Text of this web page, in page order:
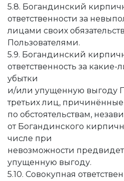
5.8. Богандинский
ответственности за
лицами своих
Пользователями.
5.9. Богандинский
ответственность за
убытки
и/или упущенную выгоду
третьих лиц, причинённые
по обстоятельствам,
от Богандинского
числе при
невозможности
упущенную выгоду.
5.10. Совокупная